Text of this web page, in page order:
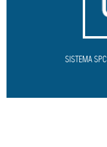
SISTEMA